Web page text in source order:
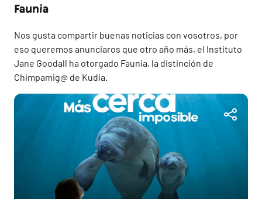
Faunia
Nos gusta compartir buenas noticias con vosotros, por
eso queremos anunciaros que otro año más, el Instituto
Jane Goodall ha otorgado Faunia, la distinción de
Chimpamig@ de Kudia.